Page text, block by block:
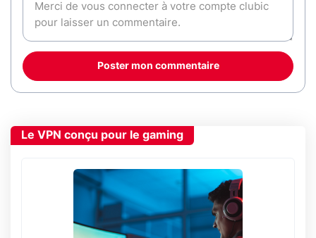
Poster mon commentaire
Le VPN conçu pour le gaming